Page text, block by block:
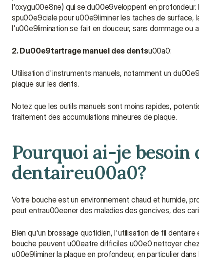
l'oxygu00e8ne) qui se du00e9veloppent en
spu00e9ciale pour u00e9liminer les taches de surface,
l'u00e9limination se fait en douceur, sans dommage ou
2. Du00e9tartrage manuel des dentsu00a0:
Utilisation d'instruments manuels, notamment un
plaque sur les dents.
Notez que les outils manuels sont moins rapides,
traitement des accumulations mineures de plaque.
Pourquoi ai-je
dentaireu00a0?
Votre bouche est un environnement chaud et humide,
peut entrau00eener des maladies des gencives, des
Bien qu'un brossage quotidien, l'utilisation de fil
bouche peuvent u00eatre difficiles u00e0 nettoyer
u00e9liminer la plaque en profondeur, en particulier